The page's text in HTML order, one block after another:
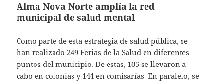
Alma Nova Norte amplía la red
municipal de salud mental
Como parte de esta estrategia de salud pública, se
han realizado 249 Ferias de la Salud en diferentes
puntos del municipio. De estas, 105 se llevaron a
cabo en colonias y 144 en comisarías. En paralelo, se